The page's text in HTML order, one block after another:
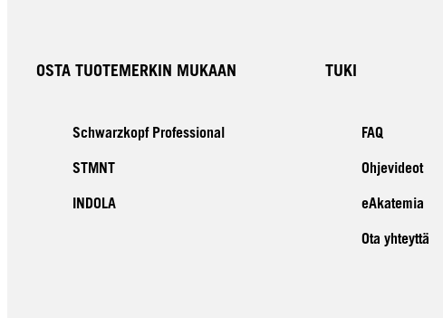
OSTA TUOTEMERKIN MUKAAN
Schwarzkopf Professional
STMNT
INDOLA
TUKI
FAQ
Ohjevideot
eAkatemia
Ota yhteyttä